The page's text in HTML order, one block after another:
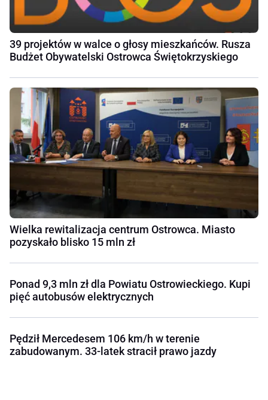
39 projektów w walce o głosy mieszkańców. Rusza
Budżet Obywatelski Ostrowca Świętokrzyskiego
Wielka rewitalizacja centrum Ostrowca. Miasto
pozyskało blisko 15 mln zł
Ponad 9,3 mln zł dla Powiatu Ostrowieckiego. Kupi
pięć autobusów elektrycznych
Pędził Mercedesem 106 km/h w terenie
zabudowanym. 33-latek stracił prawo jazdy